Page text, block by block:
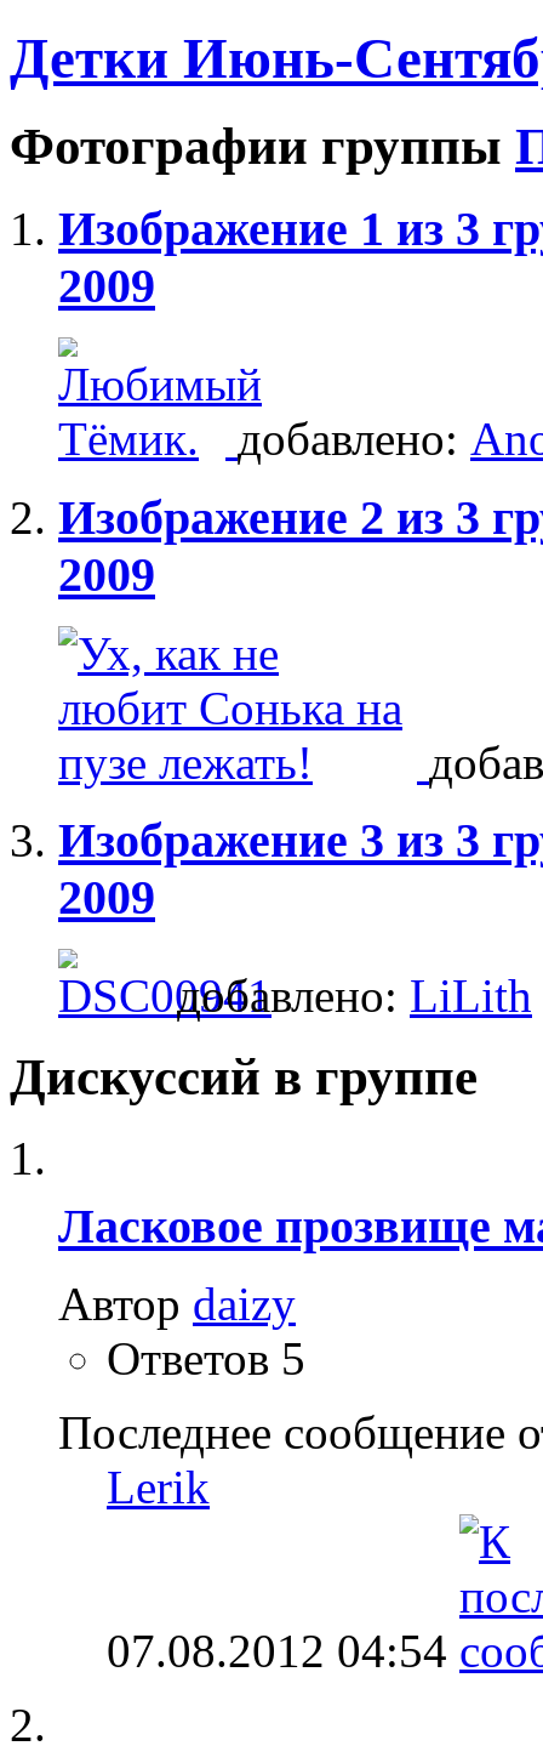
Детки Июнь-
Фотографии группы
Изображение 1 из 3
2009
добавлено:
Изображение 2 из 3
2009
Изображение 3 из 3
2009
добавлено: LiLith
Дискуссий в группе
Ласковое прозвище
Автор daizy
Ответов 5
Последнее сообщение
Lerik
07.08.2012 04:54